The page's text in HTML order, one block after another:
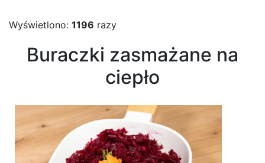
Wyświetlono: 1196 razy
Buraczki zasmażane na
ciepło